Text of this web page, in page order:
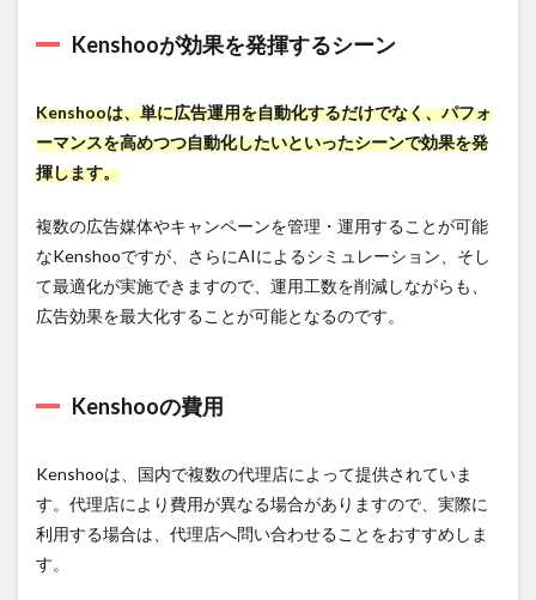
すす
URL
２.Ad
主な
機能と
特徴
3.4.3
すす
め！
3.4.4
Kenshooが効果を発揮するシーン
Kenshooは、単に広告運用を自動化するだけでなく、パフォ
ーマンスを高めつつ自動化したいといったシーンで効果を発
揮します。
複数の広告媒体やキャンペーンを管理・運用することが可能
なKenshooですが、さらにAIによるシミュレーション、そし
て最適化が実施できますので、運用工数を削減しながらも、
広告効果を最大化することが可能となるのです。
Kenshooの費用
Kenshooは、国内で複数の代理店によって提供されていま
す。代理店により費用が異なる場合がありますので、実際に
利用する場合は、代理店へ問い合わせることをおすすめしま
す。